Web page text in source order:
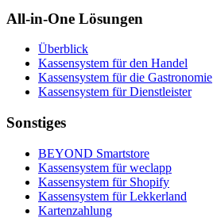
All-in-One Lösungen
Überblick
Kassensystem für den Handel
Kassensystem für die Gastronomie
Kassensystem fürDienstleister
Sonstiges
BEYOND Smartstore
Kassensystem fürweclapp
Kassensystem für Shopify
Kassensystem fürLekkerland
Kartenzahlung